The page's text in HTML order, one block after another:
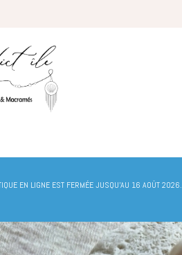
EN LIGNE EST FERMÉE JUSQU'AU 16 AOÛT 2026.